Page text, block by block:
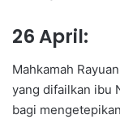
26 April:
Mahkamah
yang difailkan ibu
bagi